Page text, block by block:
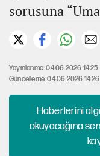
sorusuna
Yayınlanma: 04.06.2026 14:25
Güncelleme: 04.06.2026 14:26
Haberlerini
okuyacağına